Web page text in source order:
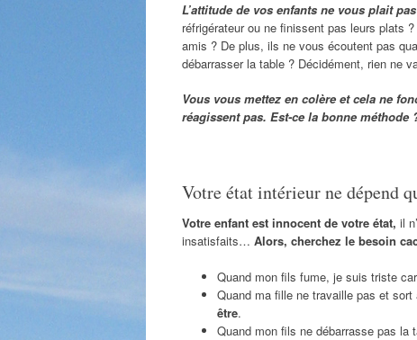
L’attitude de vos enfants ne vous plait
réfrigérateur ou ne finissent pas leurs plats
amis ? De plus, ils ne vous écoutent pas
débarrasser la table ? Décidément, rien ne
Vous vous mettez en colère et cela ne
réagissent pas. Est-ce la bonne méthode
Votre état intérieur ne dépend
Votre enfant est innocent de votre état, il
insatisfaits… Alors, cherchez le besoin
Quand mon fils fume, je suis triste
Quand ma fille ne travaille pas et
être.
Quand mon fils ne débarrasse pas la